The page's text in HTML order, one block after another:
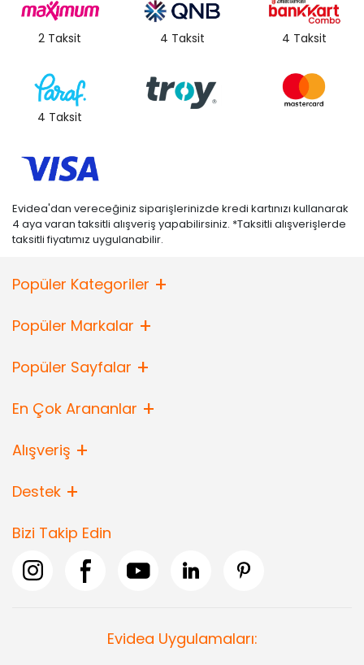
2 Taksit 4 Taksit 4 Taksit
4 Taksit
Evidea'dan vereceğiniz siparişlerinizde kredi kartınızı kullanarak
4 aya varan taksitli alışveriş yapabilirsiniz. *Taksitli alışverişlerde
taksitli fiyatımız uygulanabilir.
Popüler Kategoriler
Popüler Markalar
Popüler Sayfalar
En Çok Arananlar
Alışveriş
Destek
Bizi Takip Edin
Evidea Uygulamaları: